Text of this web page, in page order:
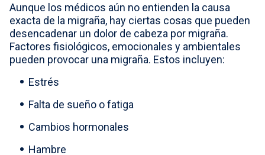
Aunque los médicos aún no entienden la causa
exacta de la migraña, hay ciertas cosas que pueden
desencadenar un dolor de cabeza por migraña.
Factores fisiológicos, emocionales y ambientales
pueden provocar una migraña. Estos incluyen:
Estrés
Falta de sueño o fatiga
Cambios hormonales
Hambre